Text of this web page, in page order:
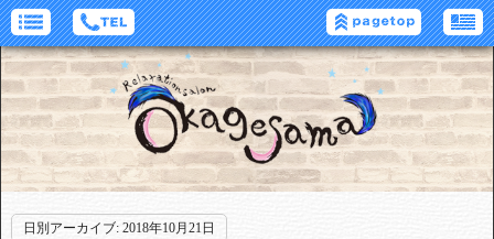
日別アーカイブ: 2018年10月21日